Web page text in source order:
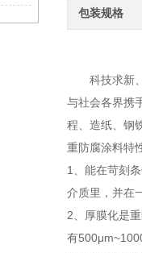
包装规格
科技求新、
与社会各界携
程、造纸、钢
重防腐涂料特
1、能在苛刻
介质里，并在
2、厚膜化是
有